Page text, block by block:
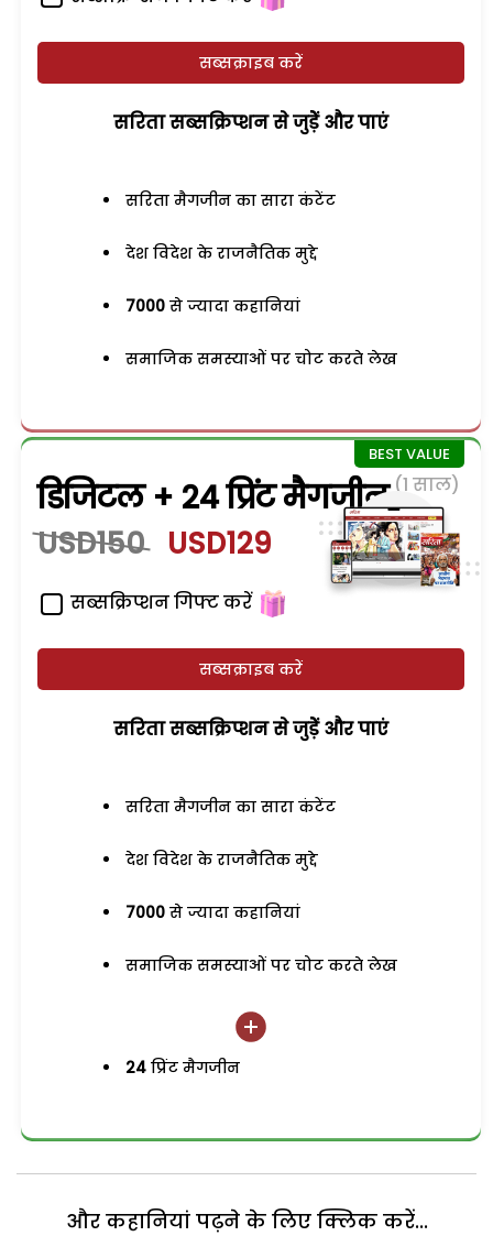
सब्सक्राइब करें
सरिता सब्सक्रिप्शन से जुड़ेें और पाएं
सरिता मैगजीन का सारा कंटेंट
देश विदेश के राजनैतिक मुद्दे
7000 से ज्यादा कहानियां
समाजिक समस्याओं पर चोट करते लेख
डिजिटल + 24 प्रिंट मैगजीन (1 साल)
USD150 USD129
सब्सक्रिप्शन गिफ्ट करें
सब्सक्राइब करें
सरिता सब्सक्रिप्शन से जुड़ेें और पाएं
सरिता मैगजीन का सारा कंटेंट
देश विदेश के राजनैतिक मुद्दे
7000 से ज्यादा कहानियां
समाजिक समस्याओं पर चोट करते लेख
24 प्रिंट मैगजीन
और कहानियां पढ़ने के लिए क्लिक करें...